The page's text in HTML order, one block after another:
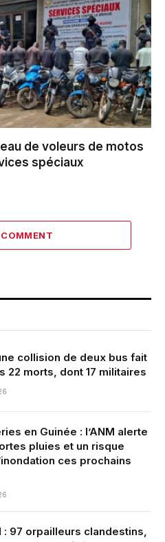
de voleurs de motos
spéciaux
collision de deux bus fait
22 morts, dont 17 militaires
en Guinée : l’ANM alerte
pluies et un risque
ces prochains
: 97 orpailleurs clandestins,